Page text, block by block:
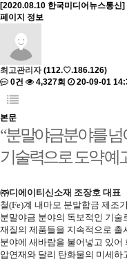
[2020.08.10 한국미디어뉴스통신]
페이지 정보
최고관리자(112.♡.186.126)
0건
4,327회 20-09-01
본문
“분말야금분야를
기술력으로 도약 예
㈜디에이티신소재 조장호 대표
철(Fe)계 내마모 분말합금 제조
분말야금 분야의 독보적인 기
재질의 제품들을 지속적으로 출
분야에 새바람을 불어넣고 있
압연재와 달리 탄화물의 미세